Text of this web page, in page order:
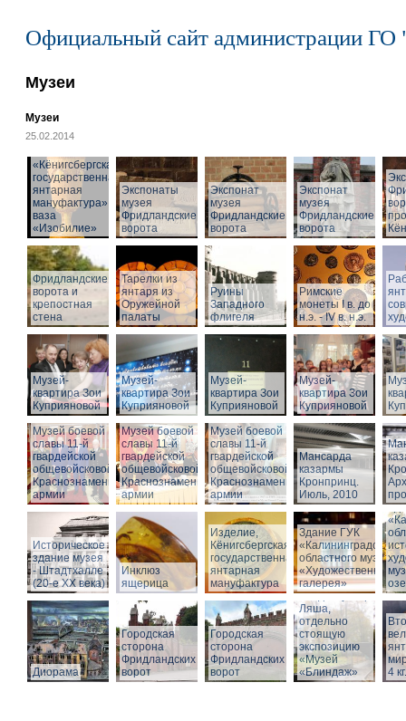
Официальный сайт администрации ГО
Музеи
Музеи
25.02.2014
«Кёнигсбергская
государственная
янтарная
мануфактура» -
ваза
«Изобилие»
Экспонаты
музея
Фридландские
ворота
Экспонат
музея
Фридландские
ворота
Экспонат
музея
Фридландские
ворота
Фридландские
ворота и
крепостная
стена
Тарелки из
янтаря из
Оружейной
палаты
Руины
Западного
флигеля
Римские
монеты I в. до
н.э. - IV в. н.э.
Музей-
квартира Зои
Куприяновой
Музей-
квартира Зои
Куприяновой
Музей-
квартира Зои
Куприяновой
Музей-
квартира Зои
Куприяновой
Музей боевой
славы 11-й
гвардейской
общевойсковой
Краснознаменной
армии
Музей боевой
славы 11-й
гвардейской
общевойсковой
Краснознаменной
армии
Музей боевой
славы 11-й
гвардейской
общевойсковой
Краснознаменной
армии
Мансарда
казармы
Кронпринц.
Июль, 2010
Историческое
здание музея
- Штадтхалле
(20-е XX века)
Инклюз
ящерица
Изделие,
Кёнигсбергская
государственная
янтарная
мануфактура
Здание ГУК
«Калининградского
областного музея
«Художественная
галерея»
Диорама
Городская
сторона
Фридландских
ворот
Городская
сторона
Фридландских
ворот
Вход в бункер
Ляша,
отдельно
стоящую
экспозицию
«Музей
«Блиндаж»
4